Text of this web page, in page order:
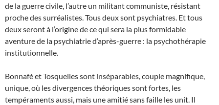
de la guerre civile, l’autre un militant communiste, résistant
proche des surréalistes. Tous deux sont psychiatres. Et tous
deux seront à l’origine de ce qui sera la plus formidable
aventure de la psychiatrie d’après-guerre : la psychothérapie
institutionnelle.
Bonnafé et Tosquelles sont inséparables, couple magnifique,
unique, où les divergences théoriques sont fortes, les
tempéraments aussi, mais une amitié sans faille les unit. Il